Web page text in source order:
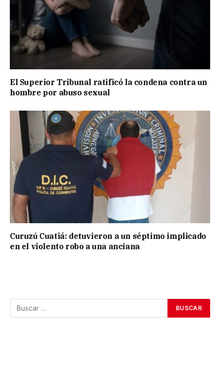
El Superior Tribunal ratificó la condena contra un
hombre por abuso sexual
Curuzú Cuatiá: detuvieron a un séptimo implicado
en el violento robo a una anciana